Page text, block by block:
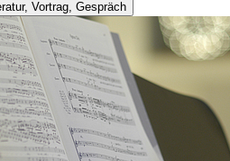
Vortrag, Gespräch